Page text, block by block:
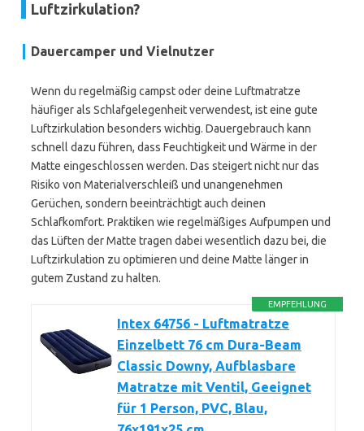
Luftzirkulation?
Dauercamper und Vielnutzer
Wenn du regelmäßig campst oder deine Luftmatratze
häufiger als Schlafgelegenheit verwendest, ist eine gute
Luftzirkulation besonders wichtig. Dauergebrauch kann
schnell dazu führen, dass Feuchtigkeit und Wärme in der
Matte eingeschlossen werden. Das steigert nicht nur das
Risiko von Materialverschleiß und unangenehmen
Gerüchen, sondern beeinträchtigt auch deinen
Schlafkomfort. Praktiken wie regelmäßiges Aufpumpen und
das Lüften der Matte tragen dabei wesentlich dazu bei, die
Luftzirkulation zu optimieren und deine Matte länger in
gutem Zustand zu halten.
EMPFEHLUNG
Intex 64756 - Luftmatratze
Einzelbett 76 cm Dura-Beam
Classic Downy, Aufblasbare
Matratze mit Ventil, Geeignet
für 1 Person, PVC, Blau,